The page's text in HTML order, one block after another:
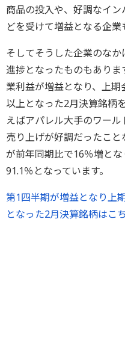
商品の投入や、好調なイ
どを受けて増益となる企業
そしてそうした企業のな
進捗となったものもあり
業利益が増益となり、上
以上となった2月決算銘柄
えばアパレル大手のワール
売り上げが好調だったこ
が前年同期比で16％増と
91.1％となっています。
第1四半期が増益となり上
となった2月決算銘柄はこ